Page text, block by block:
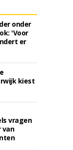
onder
'Voor
er
kiest
vragen
van